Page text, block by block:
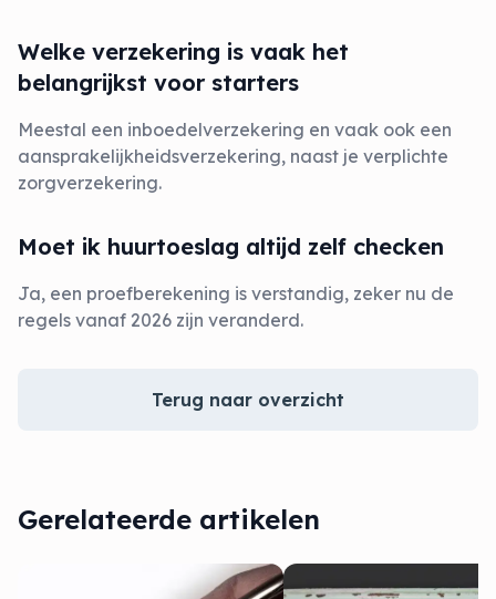
Welke verzekering is vaak het
belangrijkst voor starters
Meestal een inboedelverzekering en vaak ook een
aansprakelijkheidsverzekering, naast je verplichte
zorgverzekering.
Moet ik huurtoeslag altijd zelf checken
Ja, een proefberekening is verstandig, zeker nu de
regels vanaf 2026 zijn veranderd.
Terug naar overzicht
Gerelateerde artikelen